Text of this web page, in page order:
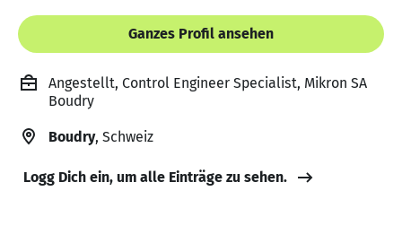
Ganzes Profil ansehen
Angestellt, Control Engineer Specialist, Mikron SA
Boudry
Boudry, Schweiz
Logg Dich ein, um alle Einträge zu sehen.